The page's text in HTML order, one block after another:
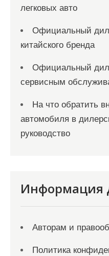
легковых авто
Официальный
китайского бренда
Официальный
сервисным
На что обратить
автомобиля в
руководство
Информация
Авторам и
Политика